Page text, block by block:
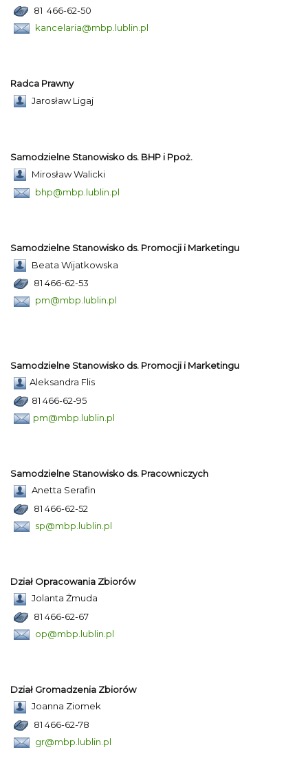
81 466-62-50
kancelaria@mbp.lublin.pl
Radca Prawny
Jarosław Ligaj
Samodzielne Stanowisko ds. BHP i Ppoż.
Mirosław Walicki
bhp@mbp.lublin.pl
Samodzielne Stanowisko ds. Promocji i Marketingu
Beata Wijatkowska
81 466-62-53
pm@mbp.lublin.pl
Samodzielne Stanowisko ds. Promocji i Marketingu
Aleksandra Flis
81 466-62-95
pm@mbp.lublin.pl
Samodzielne Stanowisko ds. Pracowniczych
Anetta Serafin
81 466-62-52
sp@mbp.lublin.pl
Dział Opracowania Zbiorów
Jolanta Żmuda
81 466-62-67
op@mbp.lublin.pl
Dział Gromadzenia Zbiorów
Joanna Ziomek
81 466-62-78
gr@mbp.lublin.pl